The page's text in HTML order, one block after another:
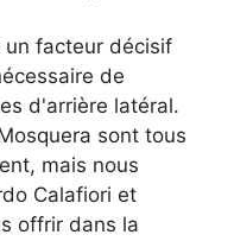
facteur décisif
de
d'arrière latéral.
sont tous
mais nous
Calafiori et
offrir dans la